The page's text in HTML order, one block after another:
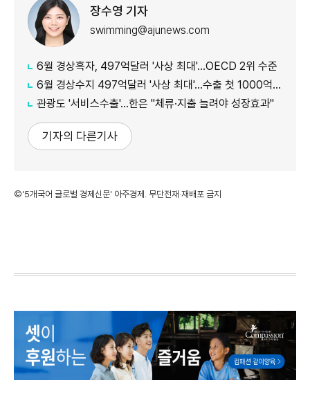
장수영 기자
swimming@ajunews.com
6월 경상흑자, 497억달러 '사상 최대'…OECD 2위 수준
6월 경상수지 497억달러 '사상 최대'…수출 첫 1000억달러 돌파
관광도 '서비스수출'…한은 "체류·지출 늘려야 성장효과"
기자의 다른기사
©'5개국어 글로벌 경제신문' 아주경제. 무단전재·재배포 금지